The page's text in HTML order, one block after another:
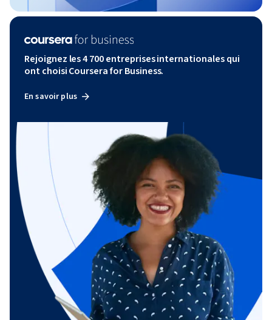
Rejoignez les 4 700 entreprises internationales qui
ont choisi Coursera for Business.
En savoir plus